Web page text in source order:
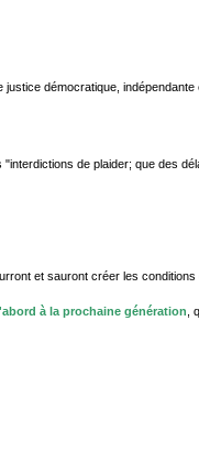
démocratique,
de plaider; que des
et sauront créer les conditions
à la prochaine génération ,